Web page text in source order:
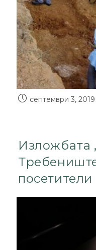
септември 3, 2019
Изложбата
посетители